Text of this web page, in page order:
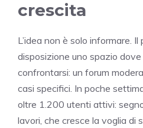
crescita
L’idea non è solo informare.
disposizione uno spazio
confrontarsi: un forum
casi specifici. In poche
oltre 1.200 utenti attivi:
lavori, che cresce la voglia di